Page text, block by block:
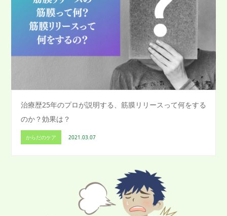
治療歴25年のプロが説明する、筋膜リリースって何をする
のか？効果は？
からだのケア 2021.03.07